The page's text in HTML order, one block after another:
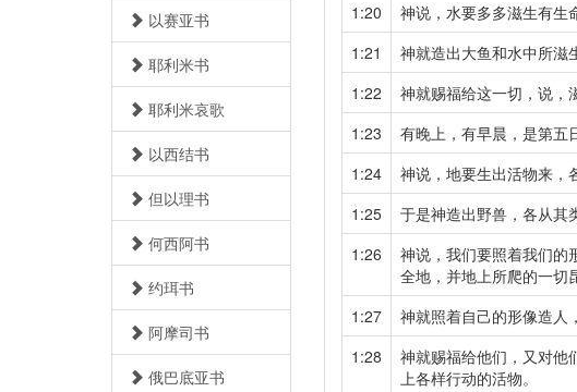
以赛亚书
耶利米书
耶利米哀歌
以西结书
但以理书
何西阿书
约珥书
阿摩司书
俄巴底亚书
1:20
神说，水要多多滋生有生
1:21
神就造出大鱼和水中所滋
1:22
神就赐福给这一切，说，
1:23
有晚上，有早晨，是第五
1:24
神说，地要生出活物来，
1:25
于是神造出野兽，各从其
1:26
神说，我们要照着我们的
全地，并地上所爬的一切
1:27
神就照着自己的形像造人
1:28
神就赐福给他们，又对他
上各样行动的活物。